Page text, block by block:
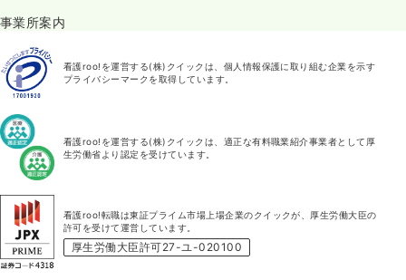
事業所案内
看護roo!を運営する(株)クイックは、個人情報保護に取り組む企業を示す
プライバシーマークを取得しています。
看護roo!を運営する(株)クイックは、適正な有料職業紹介事業者として厚
生労働省より認定を受けています。
看護roo!転職は東証プライム市場上場企業のクイックが、厚生労働大臣の
許可を受けて運営しています。
厚生労働大臣許可27-ユ-020100